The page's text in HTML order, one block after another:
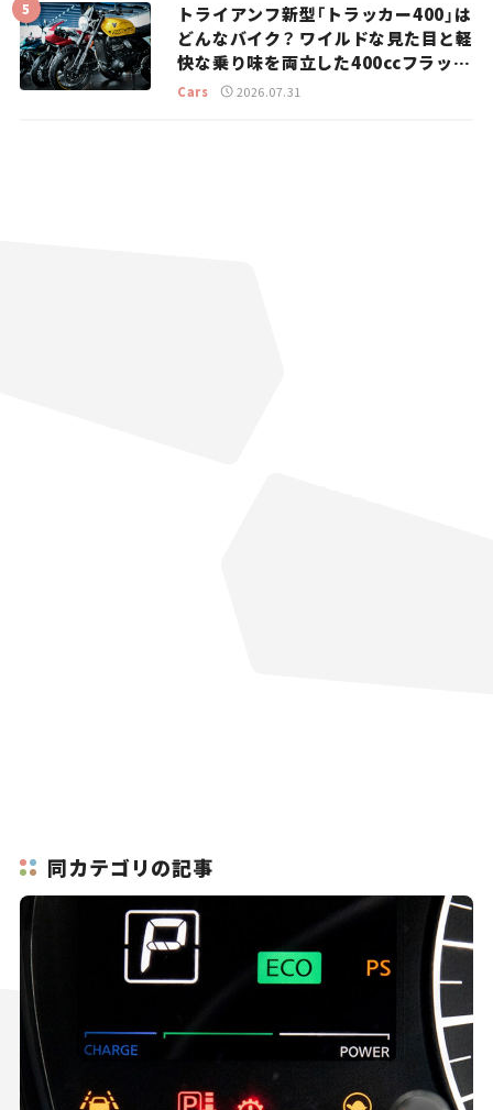
トライアンフ新型「トラッカー400」は
どんなバイク？ ワイルドな見た目と軽
快な乗り味を両立した400ccフラット
トラッカー【試乗レビュー】
Cars 2026.07.31
同カテゴリの記事